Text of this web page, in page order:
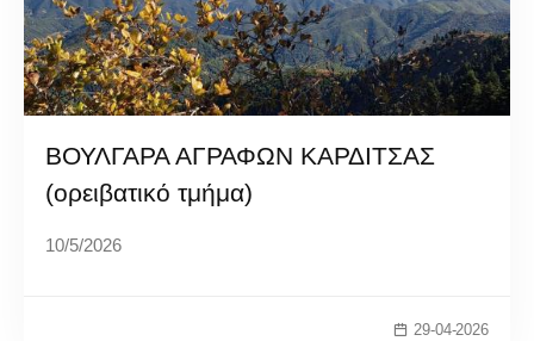
ΒΟΥΛΓΑΡΑ ΑΓΡΑΦΩΝ ΚΑΡΔΙΤΣΑΣ
(ορειβατικό τμήμα)
10/5/2026
29-04-2026